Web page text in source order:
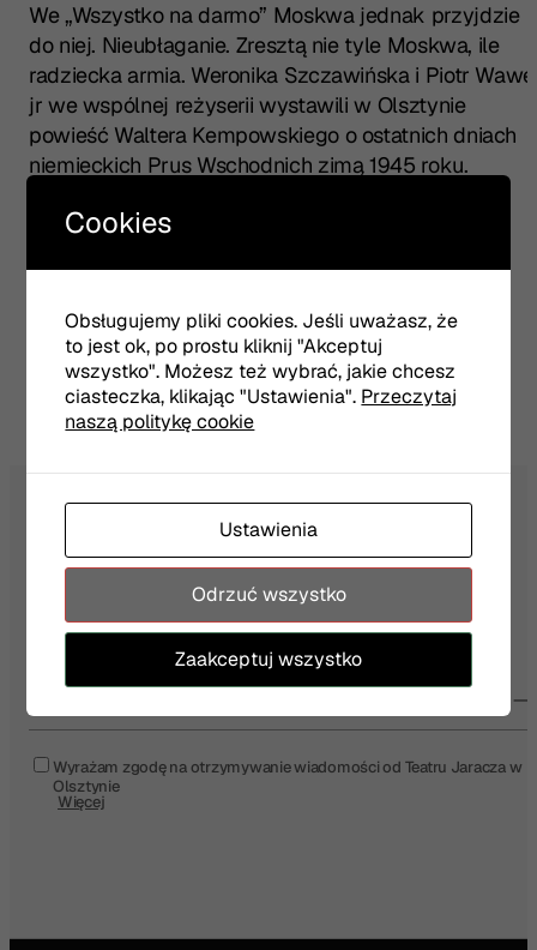
We „Wszystko na darmo” Moskwa jednak przyjdzie
do niej. Nieubłaganie. Zresztą nie tyle Moskwa, ile
radziecka armia. Weronika Szczawińska i Piotr
jr we wspólnej reżyserii wystawili w Olsztynie
powieść Waltera Kempowskiego o ostatnich dniach
niemieckich Prus Wschodnich zimą 1945 roku.
Przeczytaj całość TU
dwutygodnik.com
NEWSLETTER
Wyrażam zgodę na otrzymywanie wiadomości od Teatru Jaracza w
Olsztynie
Więcej
Cookies
Obsługujemy pliki cookies. Jeśli uważasz, że
to jest ok, po prostu kliknij "Akceptuj
wszystko". Możesz też wybrać, jakie chcesz
ciasteczka, klikając "Ustawienia". Przeczytaj
naszą politykę cookie
Ustawienia
Odrzuć wszystko
Zaakceptuj wszystko